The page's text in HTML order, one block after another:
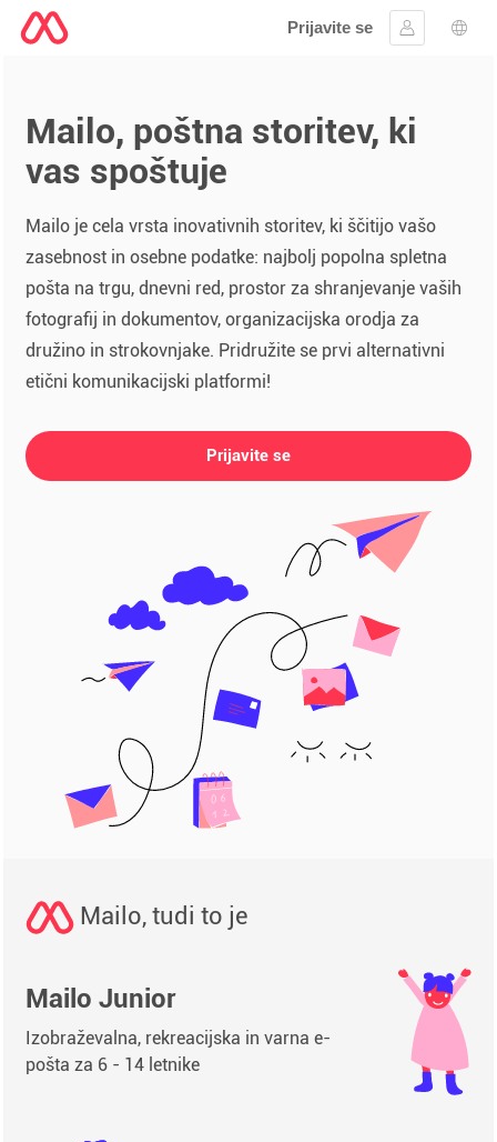
Prijavite se
Vpis
Mailo, poštna storitev, ki
vas spoštuje
Mailo je cela vrsta inovativnih storitev, ki ščitijo vašo
zasebnost in osebne podatke: najbolj popolna spletna
pošta na trgu, dnevni red, prostor za shranjevanje vaših
fotografij in dokumentov, organizacijska orodja za
družino in strokovnjake. Pridružite se prvi alternativni
etični komunikacijski platformi!
Prijavite se
Mailo, tudi to je
Mailo Junior
Izobraževalna, rekreacijska in varna e-
pošta za 6 - 14 letnike